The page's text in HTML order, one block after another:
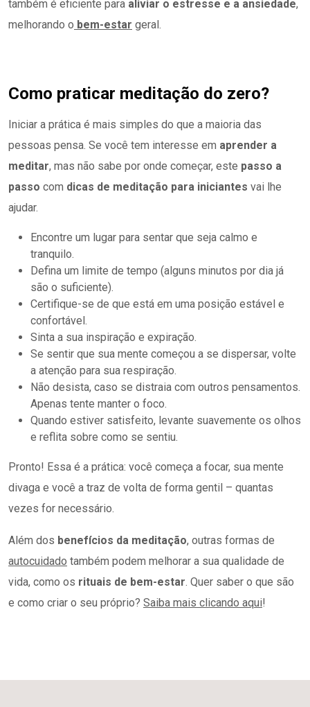
também é eficiente para aliviar o estresse e a ansiedade,
melhorando o bem-estar geral.
Como praticar meditação do zero?
Iniciar a prática é mais simples do que a maioria das
pessoas pensa. Se você tem interesse em aprender a
meditar, mas não sabe por onde começar, este passo a
passo com dicas de meditação para iniciantes vai lhe
ajudar.
Encontre um lugar para sentar que seja calmo e
tranquilo.
Defina um limite de tempo (alguns minutos por dia já
são o suficiente).
Certifique-se de que está em uma posição estável e
confortável.
Sinta a sua inspiração e expiração.
Se sentir que sua mente começou a se dispersar, volte
a atenção para sua respiração.
Não desista, caso se distraia com outros pensamentos.
Apenas tente manter o foco.
Quando estiver satisfeito, levante suavemente os olhos
e reflita sobre como se sentiu.
Pronto! Essa é a prática: você começa a focar, sua mente
divaga e você a traz de volta de forma gentil – quantas
vezes for necessário.
Além dos benefícios da meditação, outras formas de
autocuidado também podem melhorar a sua qualidade de
vida, como os rituais de bem-estar. Quer saber o que são
e como criar o seu próprio? Saiba mais clicando aqui!